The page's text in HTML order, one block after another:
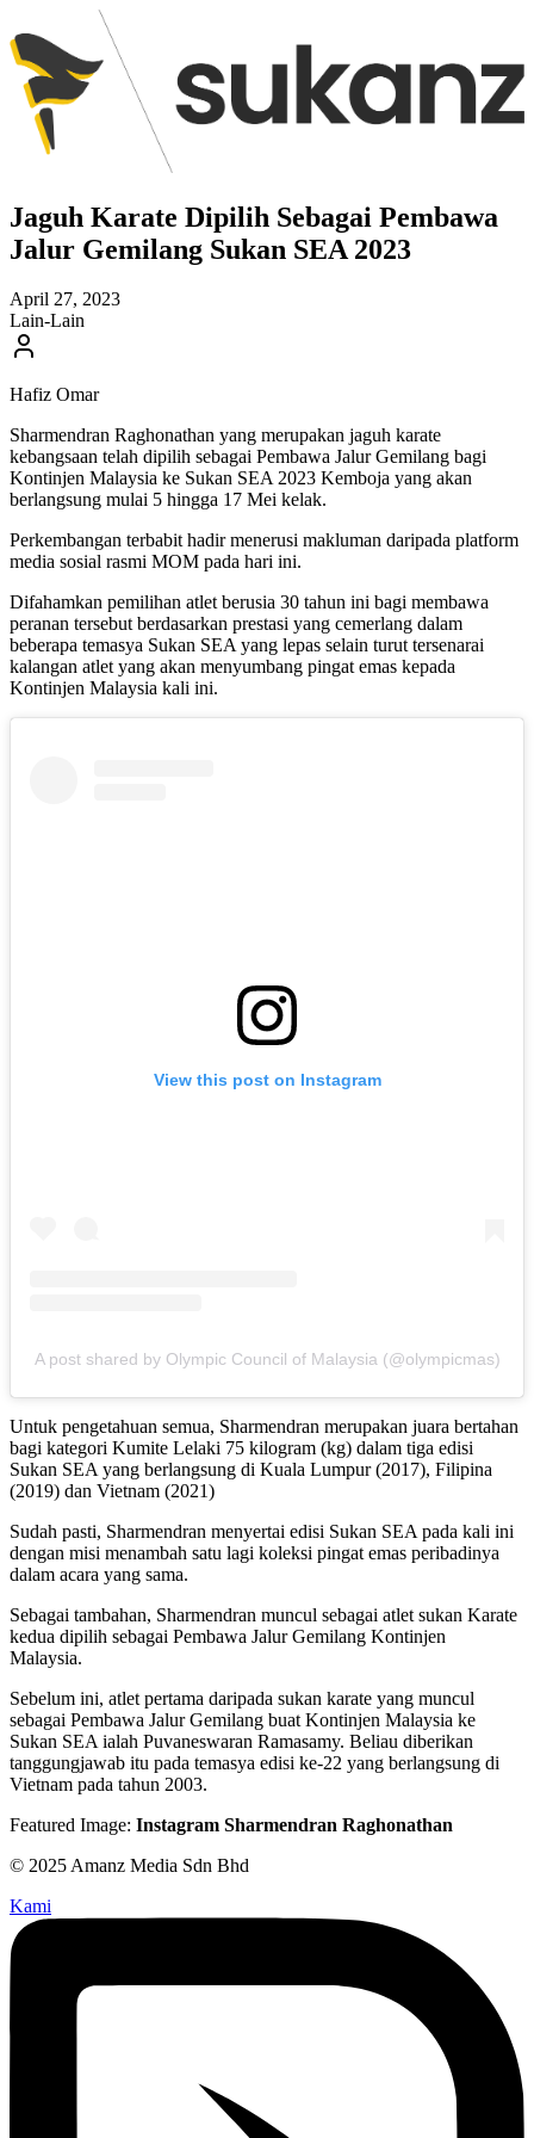
Jaguh Karate Dipilih Sebagai Pembawa
Jalur Gemilang Sukan SEA 2023
April 27, 2023
Lain-Lain
Hafiz Omar
Sharmendran Raghonathan yang merupakan jaguh karate
kebangsaan telah dipilih sebagai Pembawa Jalur Gemilang bagi
Kontinjen Malaysia ke Sukan SEA 2023 Kemboja yang akan
berlangsung mulai 5 hingga 17 Mei kelak.
Perkembangan terbabit hadir menerusi makluman daripada platform
media sosial rasmi MOM pada hari ini.
Difahamkan pemilihan atlet berusia 30 tahun ini bagi membawa
peranan tersebut berdasarkan prestasi yang cemerlang dalam
beberapa temasya Sukan SEA yang lepas selain turut tersenarai
kalangan atlet yang akan menyumbang pingat emas kepada
Kontinjen Malaysia kali ini.
View this post on Instagram
A post shared by Olympic Council of Malaysia (@olympicmas)
Untuk pengetahuan semua, Sharmendran merupakan juara bertahan
bagi kategori Kumite Lelaki 75 kilogram (kg) dalam tiga edisi
Sukan SEA yang berlangsung di Kuala Lumpur (2017), Filipina
(2019) dan Vietnam (2021)
Sudah pasti, Sharmendran menyertai edisi Sukan SEA pada kali ini
dengan misi menambah satu lagi koleksi pingat emas peribadinya
dalam acara yang sama.
Sebagai tambahan, Sharmendran muncul sebagai atlet sukan Karate
kedua dipilih sebagai Pembawa Jalur Gemilang Kontinjen
Malaysia.
Sebelum ini, atlet pertama daripada sukan karate yang muncul
sebagai Pembawa Jalur Gemilang buat Kontinjen Malaysia ke
Sukan SEA ialah Puvaneswaran Ramasamy. Beliau diberikan
tanggungjawab itu pada temasya edisi ke-22 yang berlangsung di
Vietnam pada tahun 2003.
Featured Image: Instagram Sharmendran Raghonathan
© 2025 Amanz Media Sdn Bhd
Kami